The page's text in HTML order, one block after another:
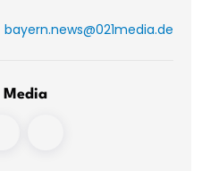
bayern.news@021media.de
Media